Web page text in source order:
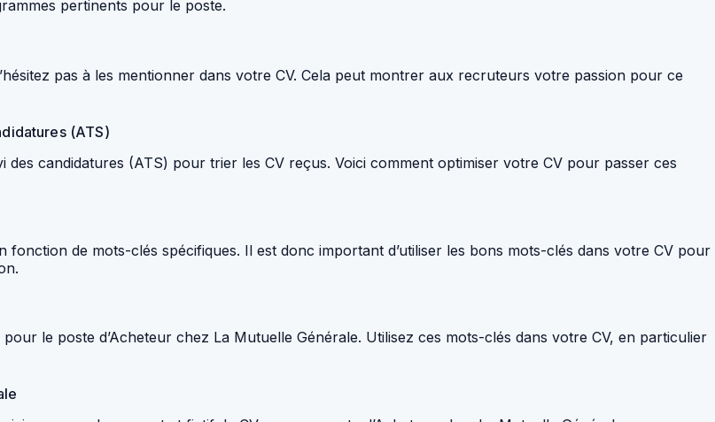
pertinents pour le poste.
pas à les mentionner dans votre CV. Cela peut montrer aux recruteurs votre passion pour ce
(ATS)
candidatures (ATS) pour trier les CV reçus. Voici comment optimiser votre CV pour passer ces
de mots-clés spécifiques. Il est donc important d’utiliser les bons mots-clés dans votre CV pour
le poste d’Acheteur chez La Mutuelle Générale. Utilisez ces mots-clés dans votre CV, en particulier